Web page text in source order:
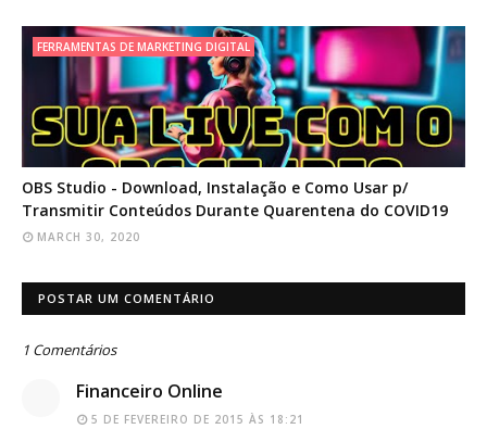
FERRAMENTAS DE MARKETING DIGITAL
OBS Studio - Download, Instalação e Como Usar p/
Transmitir Conteúdos Durante Quarentena do COVID19
MARCH 30, 2020
POSTAR UM COMENTÁRIO
1 Comentários
Financeiro Online
5 DE FEVEREIRO DE 2015 ÀS 18:21